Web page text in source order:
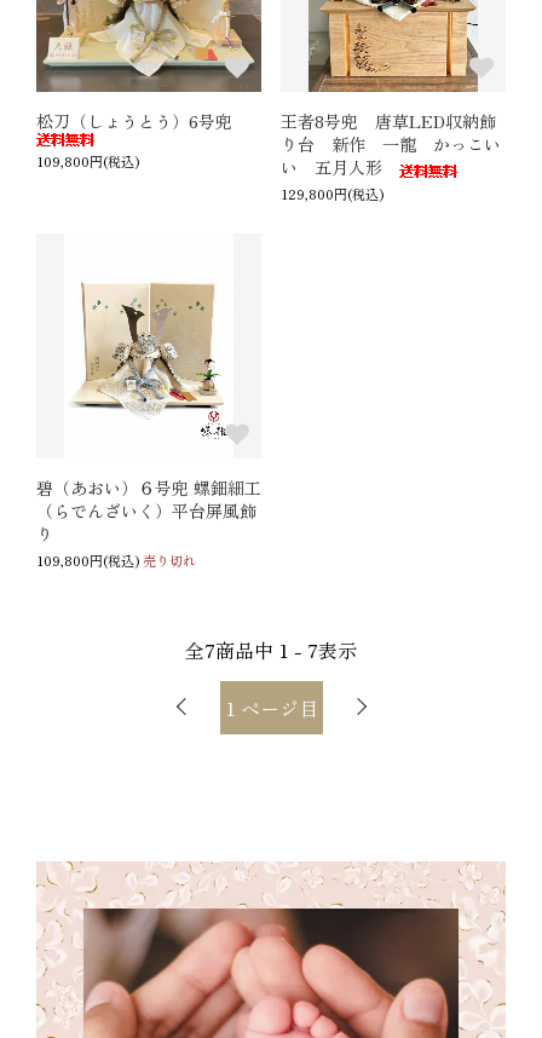
松刀（しょうとう）6号兜
109,800円(税込)
王者8号兜 唐草LED収納飾
り台 新作 一龍 かっこい
い 五月人形
129,800円(税込)
碧（あおい）６号兜 螺鈿細工
（らでんざいく）平台屏風飾
り
109,800円(税込) 売り切れ
全7商品中 1 - 7表示
1 ページ目